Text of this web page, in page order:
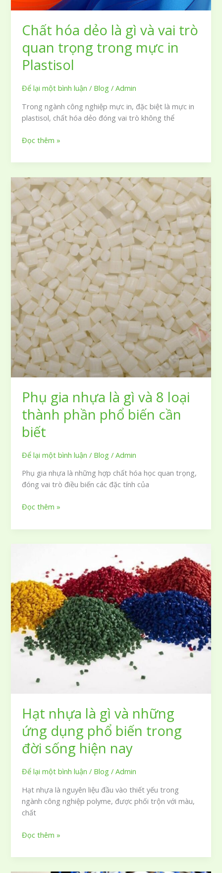
Chất hóa dẻo là gì và vai trò
quan trọng trong mực in
Plastisol
Để lại một bình luận / Blog /Admin
Trong ngành công nghiệp mực in, đặc biệt là mực in
plastisol, chất hóa dẻo đóng vai trò không thể
Chất
dẻo
gì
và
vai
trò
quan
trọng
trong
mực
Plastisol
Đọc thêm »
Phụ gia nhựa là gì và 8 loại
thành phần phổ biến cần
biết
Để lại một bình luận / Blog /Admin
Phụ gia nhựa là những hợp chất hóa học quan trọng,
đóng vai trò điều biến các đặc tính của
Phụ
nhựa
loại
thành
phần
phổ
biến
cần
biết
Đọc thêm »
Hạt nhựa là gì và những
ứng dụng phổ biến trong
đời sống hiện nay
Để lại một bình luận / Blog /Admin
Hạt nhựa là nguyên liệu đầu vào thiết yếu trong
ngành công nghiệp polyme, được phối trộn với màu,
chất
Hạt
là
Đọc thêm »